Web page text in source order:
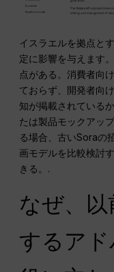
イスラエルを拠点と
定に影響を与えます
点がある。消費者向
ておらず、開発者向
知が掲載されている
たは製品モックアッ
る場合、古いSoraの
画モデルを比較検討
きる。.
なぜ、
するア